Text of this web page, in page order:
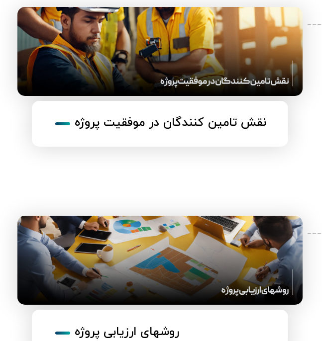
نقش تامین کنندگان در موفقیت پروژه
روشهای ارزیابی پروژه